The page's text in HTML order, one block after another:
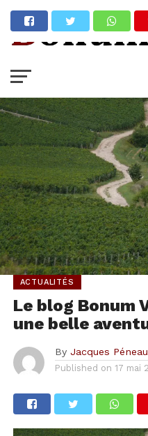
ACTUALITÉS
Le blog Bonum
une belle
By Jacques Péneau
Published on 17 mai